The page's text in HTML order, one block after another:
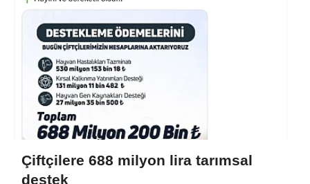
Çiftçilere 688 milyon lira tarımsal
destek